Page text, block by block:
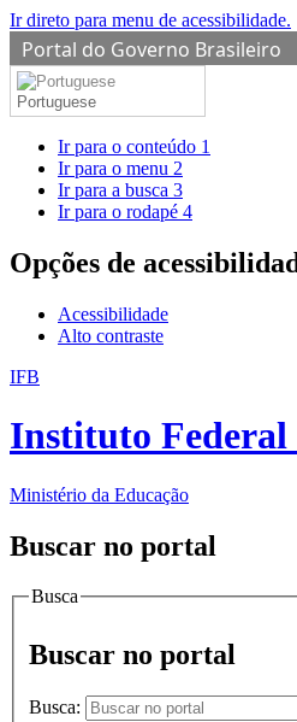
Ir direto para menu de acessibilidade.
Portal do Governo Brasileiro
Portuguese
Ir para o conteúdo 1
Ir para o menu 2
Ir para a busca 3
Ir para o rodapé 4
Opções de
Acessibilidade
Alto contraste
IFB
Instituto Federal
Ministério da Educação
Buscar no portal
Busca
Buscar no portal
Busca: